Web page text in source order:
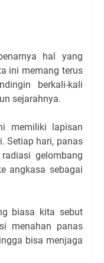
hal yang
ini memang terus
berkali-kali
sejarahnya.
memiliki lapisan
Setiap hari, panas
gelombang
angkasa sebagai
biasa kita sebut
menahan panas
bisa menjaga